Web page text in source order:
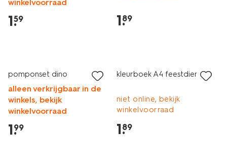
winkelvoorraad
1.
59 1.
89
pomponset dino
alleen verkrijgbaar in de
winkels, bekijk
winkelvoorraad
1.
99
kleurboek A4 feestdieren
niet online, bekijk
winkelvoorraad
1.
89